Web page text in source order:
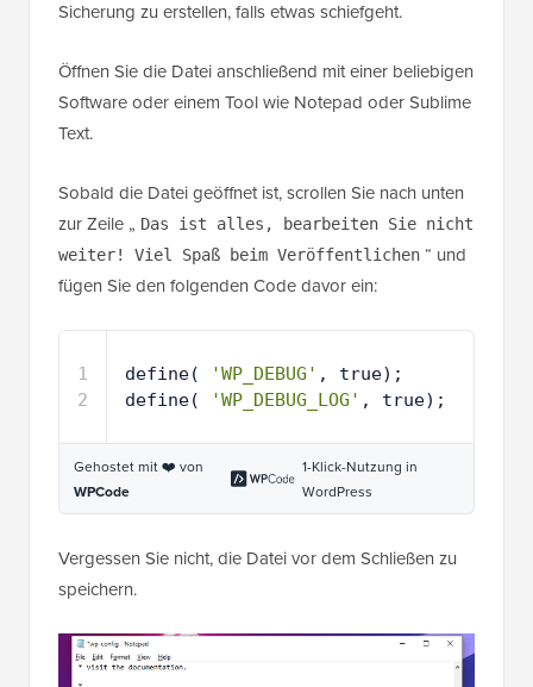
Sicherung zu erstellen, falls etwas schiefgeht.
Öffnen Sie die Datei anschließend mit einer beliebigen
Software oder einem Tool wie Notepad oder Sublime
Text.
Sobald die Datei geöffnet ist, scrollen Sie nach unten
zur Zeile „ Das ist alles, bearbeiten Sie nicht
weiter! Viel Spaß beim Veröffentlichen “ und
fügen Sie den folgenden Code davor ein:
1
2
define( 'WP_DEBUG' , true);
define(
'WP_DEBUG_LOG' , true);
Gehostet mit ❤️ von
WPCode
1-Klick-Nutzung in
WordPress
Vergessen Sie nicht, die Datei vor dem Schließen zu
speichern.